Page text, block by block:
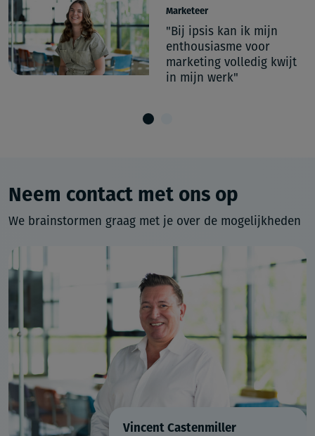
Marketeer
"Bij ipsis kan ik mijn
enthousiasme voor
marketing volledig kwijt
in mijn werk"
Neem contact met ons op
We brainstormen graag met je over de mogelijkheden
Vincent Castenmiller